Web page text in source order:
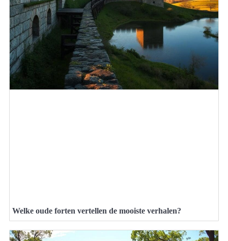
Welke oude forten vertellen de mooiste verhalen?